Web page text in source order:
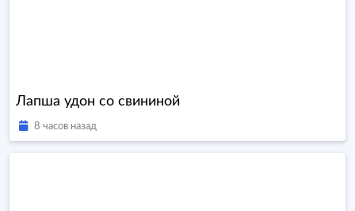
Лапша удон со свининой
8 часов назад